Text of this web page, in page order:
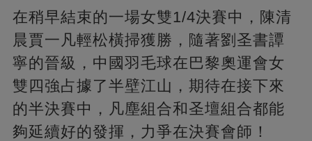
在稍早結束的一場女雙1/4決賽中，陳清
晨賈一凡輕松橫掃獲勝，隨著劉圣書譚
寧的晉級，中國羽毛球在巴黎奧運會女
雙四強占據了半壁江山，期待在接下來
的半決賽中，凡塵組合和圣壇組合都能
夠延續好的發揮，力爭在決賽會師！